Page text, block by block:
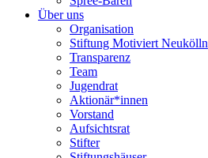
Über uns
Organisation
Stiftung Motiviert Neukölln
Transparenz
Team
Jugendrat
Aktionär*innen
Vorstand
Aufsichtsrat
Stifter